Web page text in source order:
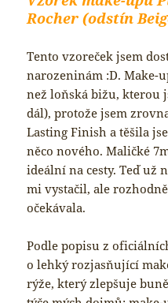
Rocher (odstín
Tento vzoreček jsem
narozeninám :D. Make-
než loňská bižu, kterou
dál), protože jsem
Lasting Finish a těšila
něco nového. Maličké
ideální na cesty. Teď už
mi vystačil, ale
očekávala.
Podle popisu z
o lehký rozjasňující
rýže, který zlepšuje